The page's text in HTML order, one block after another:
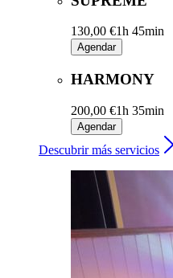
130,00 €1h 45min
Agendar
HARMONY
200,00 €1h 35min
Agendar
Descubrir más servicios